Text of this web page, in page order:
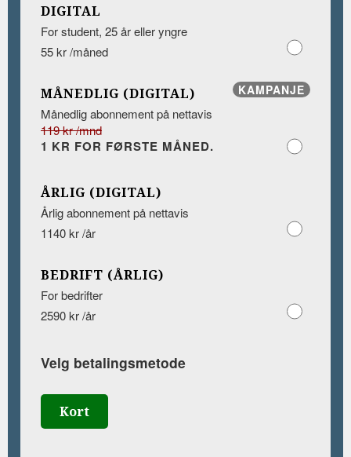
DIGITAL
For student, 25 år eller yngre
55 kr /måned
KAMPANJE
MÅNEDLIG (DIGITAL)
Månedlig abonnement på nettavis
119 kr /mnd
1 KR FOR FØRSTE MÅNED.
ÅRLIG (DIGITAL)
Årlig abonnement på nettavis
1140 kr /år
BEDRIFT (ÅRLIG)
For bedrifter
2590 kr /år
Velg betalingsmetode
Kort